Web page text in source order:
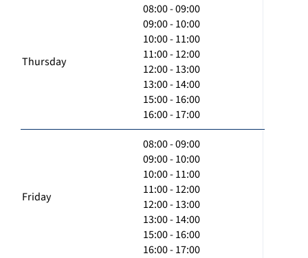
Thursday
08:00 - 09:00
09:00 - 10:00
10:00 - 11:00
11:00 - 12:00
12:00 - 13:00
13:00 - 14:00
15:00 - 16:00
16:00 - 17:00
Friday
08:00 - 09:00
09:00 - 10:00
10:00 - 11:00
11:00 - 12:00
12:00 - 13:00
13:00 - 14:00
15:00 - 16:00
16:00 - 17:00